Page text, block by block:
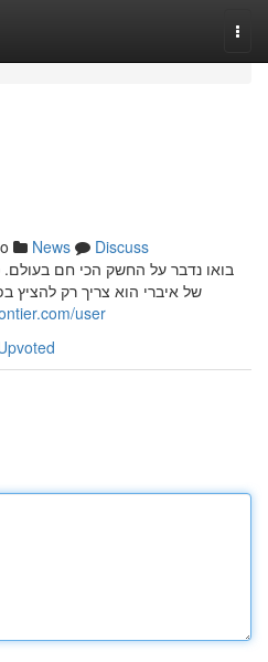
News
Discuss
בואו נדבר על החשק הכי חם
של איברי הוא צריך רק להציץ
user